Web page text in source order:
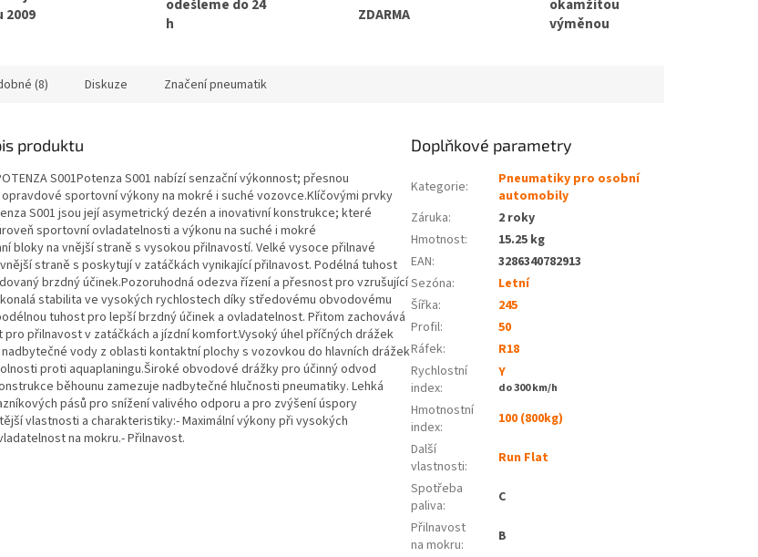
2009
odešleme do 24
h
ZDARMA
okamžitou
výměnou
(8) Diskuze Značení pneumatik
produktu
S001Potenza S001 nabízí senzační výkonnost; přesnou
sportovní výkony na mokré i suché vozovce.Klíčovými prvky
S001 jsou její asymetrický dezén a inovativní konstrukce; které
sportovní ovladatelnosti a výkonu na suché i mokré
bloky na vnější straně s vysokou přilnavostí. Velké vysoce přilnavé
straně s poskytují v zatáčkách vynikající přilnavost. Podélná tuhost
brzdný účinek.Pozoruhodná odezva řízení a přesnost pro vzrušující
stabilita ve vysokých rychlostech díky středovému obvodovému
tuhost pro lepší brzdný účinek a ovladatelnost. Přitom zachovává
přilnavost v zatáčkách a jízdní komfort.Vysoký úhel příčných drážek
vody z oblasti kontaktní plochy s vozovkou do hlavních drážek
proti aquaplaningu.Široké obvodové drážky pro účinný odvod
běhounu zamezuje nadbytečné hlučnosti pneumatiky. Lehká
pásů pro snížení valivého odporu a pro zvýšení úspory
vlastnosti a charakteristiky:- Maximální výkony při vysokých
na mokru.- Přilnavost.
Doplňkové parametry
Kategorie:
Pneumatiky pro osobní
automobily
Záruka:
2 roky
Hmotnost:
15.25 kg
EAN:
3286340782913
Sezóna:
Letní
Šířka:
245
Profil:
50
Ráfek:
R18
Rychlostní
index:
Y
do 300 km/h
Hmotnostní
index:
100 (800kg)
Další
vlastnosti:
Run Flat
Spotřeba
paliva:
C
Přilnavost
na mokru:
B